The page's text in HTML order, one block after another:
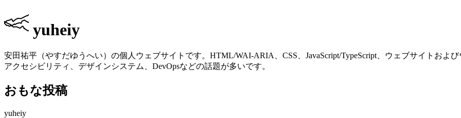
yuheiy
安田祐平（やすだゆうへい）の個人ウェブサイトです。HTML/WAI-ARIA、CSS、JavaScript/TypeScript、ウェブサイトおよ
アクセシビリティ、デザインシステム、DevOpsなどの話題が多いです。
おもな投稿
yuheiy